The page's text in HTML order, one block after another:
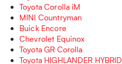
Toyota Corolla iM
MINI Countryman
Buick Encore
Chevrolet Equinox
Toyota GR Corolla
Toyota HIGHLANDER HYBRID